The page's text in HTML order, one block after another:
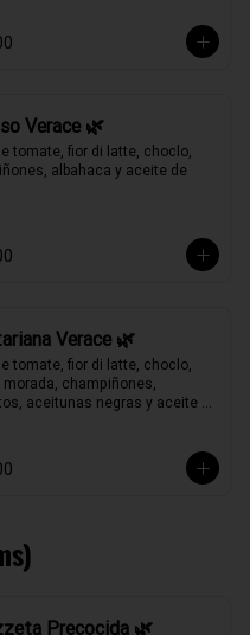
Verace 🌿
tomate, fior di latte, choclo,
albahaca y aceite de
Verace 🌿
tomate, fior di latte, choclo,
morada, champiñones,
aceitunas negras y aceite
Precocida 🌿